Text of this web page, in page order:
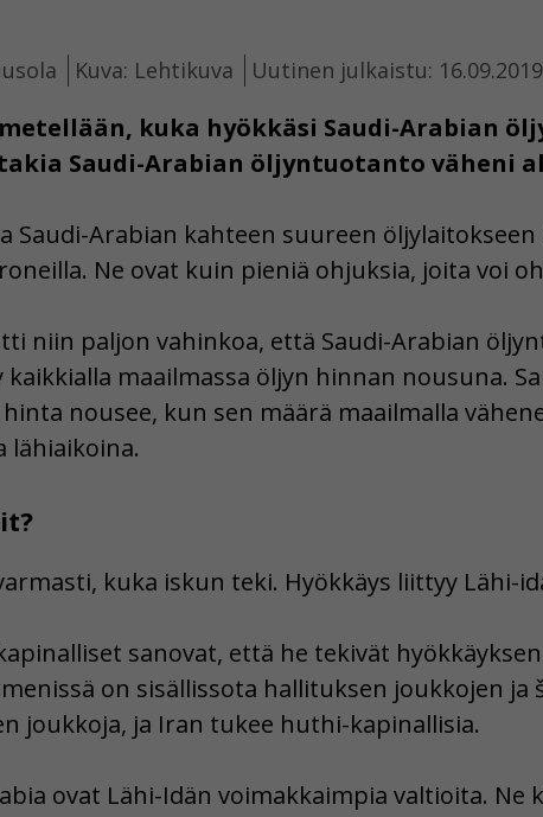
Kuva: Lehtikuva Uutinen julkaistu: 16.09.2019
kuka hyökkäsi Saudi-Arabian
Saudi-Arabian öljyntuotanto väheni
Saudi-Arabian kahteen suureen
Ne ovat kuin pieniä ohjuksia, joita voi
niin paljon vahinkoa, että Saudi-Arabian
kaikkialla maailmassa öljyn hinnan nousuna.
nousee, kun sen määrä maailmalla
lähiaikoina.
kuka iskun teki. Hyökkäys liittyy Lähi-
sanovat, että he tekivät
on sisällissota hallituksen joukkojen
joukkoja, ja Iran tukee huthi-kapinallisia.
ovat Lähi-Idän voimakkaimpia valtioita. Ne